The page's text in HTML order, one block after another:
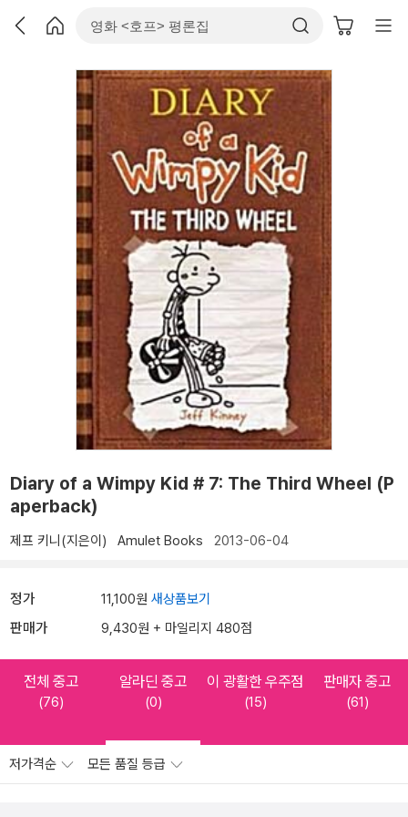
Diary of a Wimpy Kid # 7: The Third Wheel (P
aperback)
제프 키니(지은이) Amulet Books 2013-06-04
정가 11,100원 새상품보기
판매가 9,430원 + 마일리지 480점
전체 중고
(76)
알라딘 중고
(0)
이 광활한 우주점
(15)
판매자 중고
(61)
저가격순 모든 품질 등급